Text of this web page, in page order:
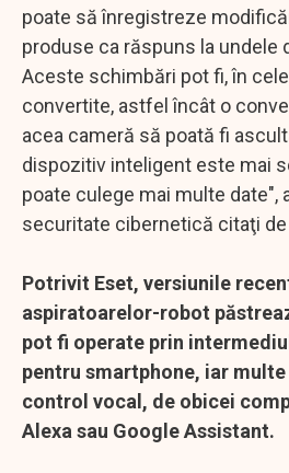
poate să înregistreze
produse ca răspuns la undele
Aceste schimbări pot fi, în
convertite, astfel încât o
acea cameră să poată fi
dispozitiv inteligent este mai
poate culege mai multe date",
securitate cibernetică citaţi
Potrivit Eset, versiunile
aspiratoarelor-robot
pot fi operate prin
pentru smartphone, iar
control vocal, de obicei
Alexa sau Google Assistant.